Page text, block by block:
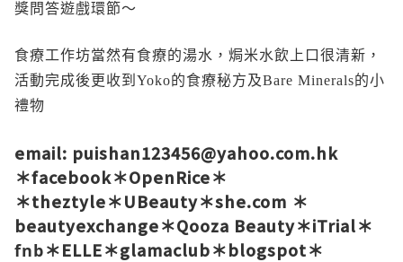
獎問答遊戲環節～
食療工作坊當然有食療的湯水，焗米水飲上口很清新，
活動完成後更收到Yoko的食療秘方及Bare Minerals的小
禮物
email: puishan123456@yahoo.com.hk
＊facebook＊OpenRice＊
＊theztyle＊UBeauty＊she.com ＊
beautyexchange＊Qooza Beauty＊iTrial＊
fnb＊ELLE＊glamaclub＊blogspot＊